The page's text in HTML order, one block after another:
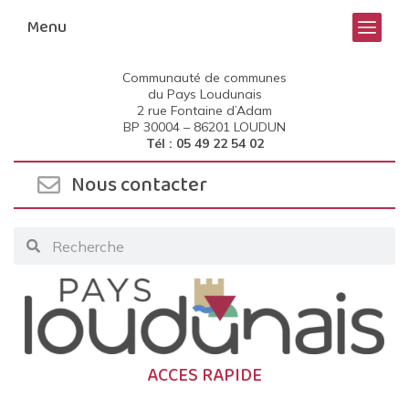
Menu
Communauté de communes
du Pays Loudunais
2 rue Fontaine d’Adam
BP 30004 – 86201 LOUDUN
Tél : 05 49 22 54 02
Nous contacter
ACCES RAPIDE